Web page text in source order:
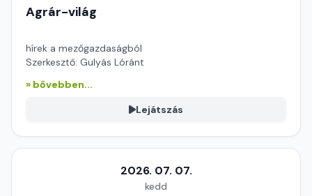
Agrár-világ
hírek a mezőgazdaságból
Szerkesztő: Gulyás Lóránt
» bővebben...
Lejátszás
2026. 07. 07.
kedd